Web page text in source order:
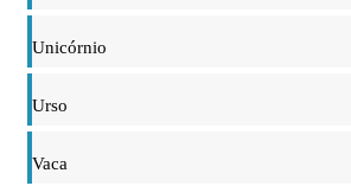
Unicórnio
Urso
Vaca